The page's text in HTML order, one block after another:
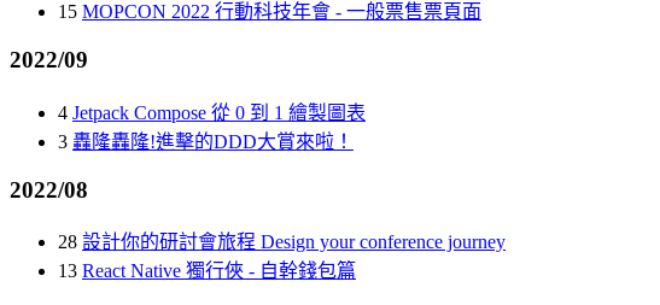
15 MOPCON 2022 行動科技年會 - 一般票售票頁面
2022/09
4 Jetpack Compose 從 0 到 1 繪製圖表
3 轟隆轟隆!進擊的DDD大賞來啦！
2022/08
28 設計你的研討會旅程 Design your conference journey
13 React Native 獨行俠 - 自幹錢包篇